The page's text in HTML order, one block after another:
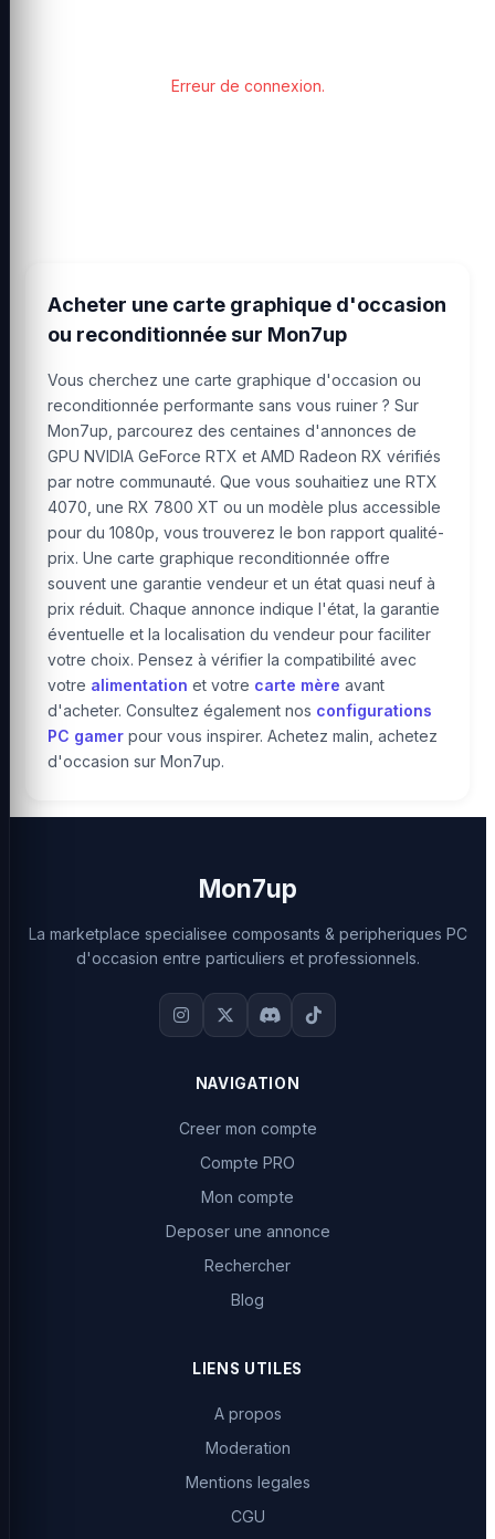
Erreur de connexion.
Acheter une carte graphique d'occasion
ou reconditionnée sur Mon7up
Vous cherchez une carte graphique d'occasion ou
reconditionnée performante sans vous ruiner ? Sur
Mon7up, parcourez des centaines d'annonces de
GPU NVIDIA GeForce RTX et AMD Radeon RX vérifiés
par notre communauté. Que vous souhaitiez une RTX
4070, une RX 7800 XT ou un modèle plus accessible
pour du 1080p, vous trouverez le bon rapport qualité-
prix. Une carte graphique reconditionnée offre
souvent une garantie vendeur et un état quasi neuf à
prix réduit. Chaque annonce indique l'état, la garantie
éventuelle et la localisation du vendeur pour faciliter
votre choix. Pensez à vérifier la compatibilité avec
votre alimentation et votre carte mère avant
d'acheter. Consultez également nos configurations
PC gamer pour vous inspirer. Achetez malin, achetez
d'occasion sur Mon7up.
Mon7up
La marketplace specialisee composants & peripheriques PC
d'occasion entre particuliers et professionnels.
NAVIGATION
Creer mon compte
Compte PRO
Mon compte
Deposer une annonce
Rechercher
Blog
LIENS UTILES
A propos
Moderation
Mentions legales
CGU